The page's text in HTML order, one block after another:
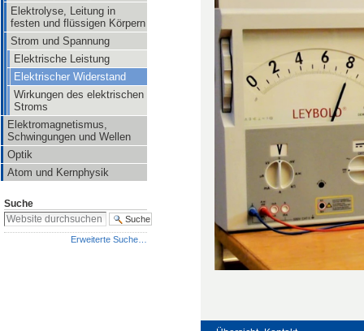
Elektrolyse, Leitung in
festen und flüssigen Körpern
Strom und Spannung
Elektrische Leistung
Elektrischer Widerstand
Wirkungen des elektrischen
Stroms
Elektromagnetismus,
Schwingungen und Wellen
Optik
Atom und Kernphysik
Suche
Erweiterte Suche…